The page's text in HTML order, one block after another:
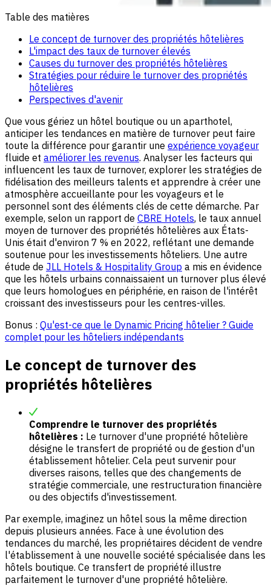
Table des matières
Le concept de turnover des propriétés hôtelières
L'impact des taux de turnover élevés
Causes du turnover des propriétés hôtelières
Stratégies pour réduire le turnover des propriétés
hôtelières
Perspectives d'avenir
Que vous gériez un hôtel boutique ou un aparthotel,
anticiper les tendances en matière de turnover peut faire
toute la différence pour garantir une expérience voyageur
fluide et améliorer les revenus. Analyser les facteurs qui
influencent les taux de turnover, explorer les stratégies de
fidélisation des meilleurs talents et apprendre à créer une
atmosphère accueillante pour les voyageurs et le
personnel sont des éléments clés de cette démarche. Par
exemple, selon un rapport de CBRE Hotels, le taux annuel
moyen de turnover des propriétés hôtelières aux États-
Unis était d'environ 7 % en 2022, reflétant une demande
soutenue pour les investissements hôteliers. Une autre
étude de JLL Hotels & Hospitality Group a mis en évidence
que les hôtels urbains connaissaient un turnover plus élevé
que leurs homologues en périphérie, en raison de l'intérêt
croissant des investisseurs pour les centres-villes.
Bonus : Qu'est-ce que le Dynamic Pricing hôtelier ? Guide
complet pour les hôteliers indépendants
Le concept de turnover des
propriétés hôtelières
Comprendre le turnover des propriétés
hôtelières : Le turnover d'une propriété hôtelière
désigne le transfert de propriété ou de gestion d'un
établissement hôtelier. Cela peut survenir pour
diverses raisons, telles que des changements de
stratégie commerciale, une restructuration financière
ou des objectifs d'investissement.
Par exemple, imaginez un hôtel sous la même direction
depuis plusieurs années. Face à une évolution des
tendances du marché, les propriétaires décident de vendre
l'établissement à une nouvelle société spécialisée dans les
hôtels boutique. Ce transfert de propriété illustre
parfaitement le turnover d'une propriété hôtelière.